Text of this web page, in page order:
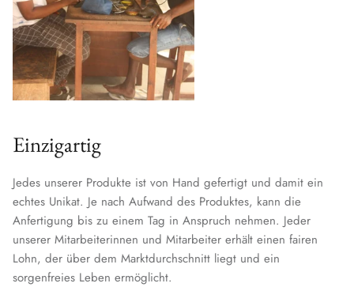
Einzigartig
Jedes unserer Produkte ist von Hand gefertigt und damit ein
echtes Unikat. Je nach Aufwand des Produktes, kann die
Anfertigung bis zu einem Tag in Anspruch nehmen. Jeder
unserer Mitarbeiterinnen und Mitarbeiter erhält einen fairen
Lohn, der über dem Marktdurchschnitt liegt und ein
sorgenfreies Leben ermöglicht.